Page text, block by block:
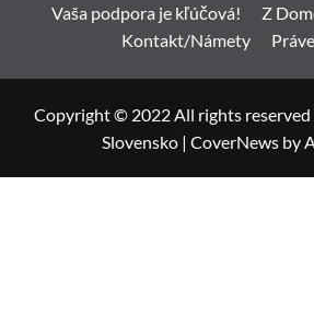
Vaša podpora je kľúčová!
Z
Kontakt/Námety
Copyright © 2022 All rights reserved
Slovensko | CoverNews by